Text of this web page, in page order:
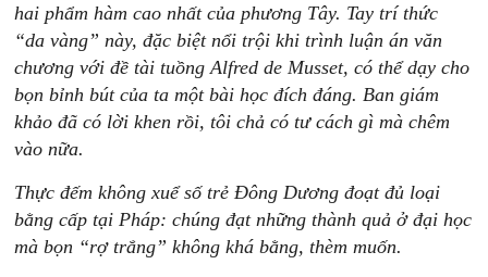
hai phẩm hàm cao nhất của phương Tây. Tay trí thức
“da vàng” này, đặc biệt nổi trội khi trình luận án văn
chương với đề tài tuồng Alfred de Musset, có thể dạy cho
bọn bỉnh bút của ta một bài học đích đáng. Ban giám
khảo đã có lời khen rồi, tôi chả có tư cách gì mà chêm
vào nữa.
Thực đếm không xuể số trẻ Đông Dương đoạt đủ loại
bằng cấp tại Pháp: chúng đạt những thành quả ở đại học
mà bọn “rợ trắng” không khá bằng, thèm muốn.